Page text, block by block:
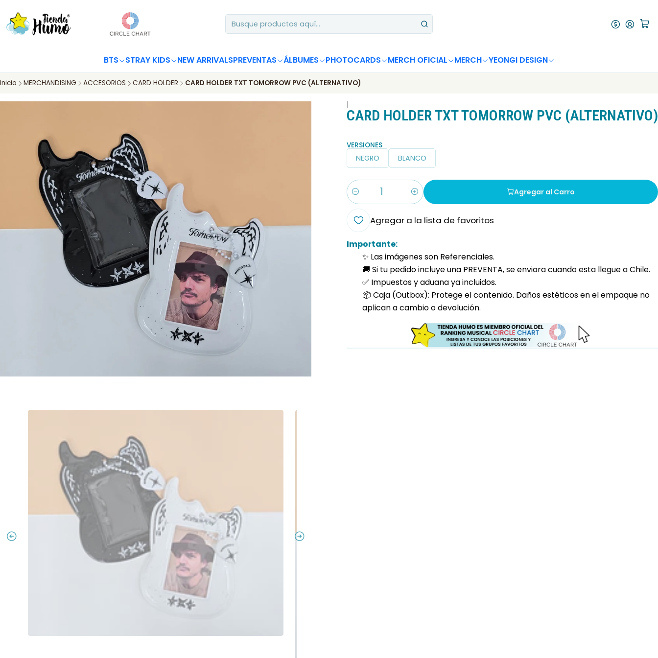
BTS STRAY KIDS NEW ARRIVALSPREVENTAS ÁLBUMES PHOTOCARDS MERCH OFICIAL MERCH YEONGI DESIGN
Inicio MERCHANDISING ACCESORIOS CARD HOLDER CARD HOLDER TXT TOMORROW PVC (ALTERNATIVO)
|
CARD HOLDER TXT TOMORROW PVC (ALTERNATIVO)
VERSIONES
NEGRO BLANCO
Cantidad
Agregar al Carro
Agregar a la lista de favoritos
Importante:
✨ Las imágenes son Referenciales.
🚚 Si tu pedido incluye una PREVENTA, se enviara cuando esta llegue a Chile.
✅ Impuestos y aduana ya incluidos.
📦 Caja (Outbox): Protege el contenido. Daños estéticos en el empaque no
aplican a cambio o devolución.